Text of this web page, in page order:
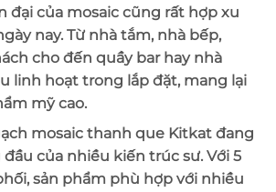
đại của mosaic cũng rất hợp xu
nay. Từ nhà tắm, nhà bếp,
cho đến quầy bar hay nhà
linh hoạt trong lắp đặt, mang lại
mỹ cao.
mosaic thanh que Kitkat đang
đầu của nhiều kiến trúc sư. Với 5
sản phẩm phù hợp với nhiều